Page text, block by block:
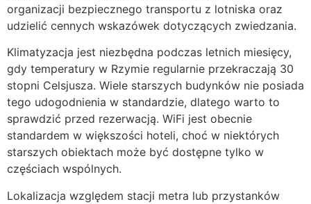
organizacji bezpiecznego transportu z lotniska oraz
udzielić cennych wskazówek dotyczących zwiedzania.
Klimatyzacja jest niezbędna podczas letnich miesięcy,
gdy temperatury w Rzymie regularnie przekraczają 30
stopni Celsjusza. Wiele starszych budynków nie posiada
tego udogodnienia w standardzie, dlatego warto to
sprawdzić przed rezerwacją. WiFi jest obecnie
standardem w większości hoteli, choć w niektórych
starszych obiektach może być dostępne tylko w
częściach wspólnych.
Lokalizacja względem stacji metra lub przystanków